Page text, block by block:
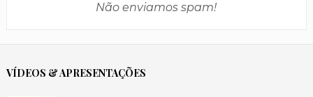
Não enviamos spam!
VÍDEOS & APRESENTAÇÕES